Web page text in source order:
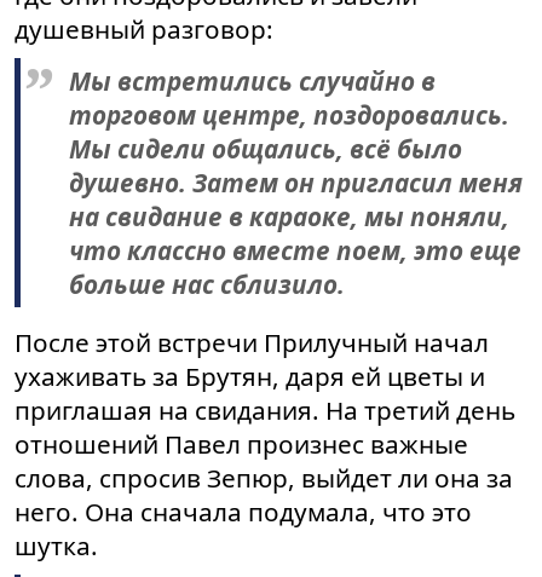
душевный разговор:
Мы встретились случайно в
торговом центре, поздоровались.
Мы сидели общались, всё было
душевно. Затем он пригласил меня
на свидание в караоке, мы поняли,
что классно вместе поем, это еще
больше нас сблизило.
После этой встречи Прилучный начал
ухаживать за Брутян, даря ей цветы и
приглашая на свидания. На третий день
отношений Павел произнес важные
слова, спросив Зепюр, выйдет ли она за
него. Она сначала подумала, что это
шутка.